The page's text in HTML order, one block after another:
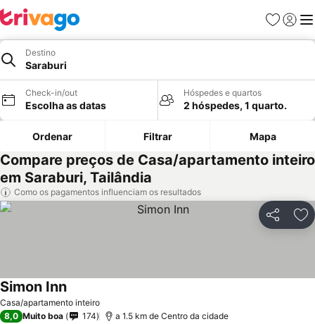
Favoritos
Iniciar
Destino
Saraburi
Check-in/out
Escolha as datas
Hóspedes e quartos
2 hóspedes, 1 quarto.
Ordenar Filtrar Mapa
Compare preços de Casa/apartamento inteiro
em Saraburi, Tailândia
Como os pagamentos influenciam os resultados
Partilhar
Casa/apartamento inteiro
Simon Inn
8,0 Muito boa 174 a 1.5 km de Centro da cidade